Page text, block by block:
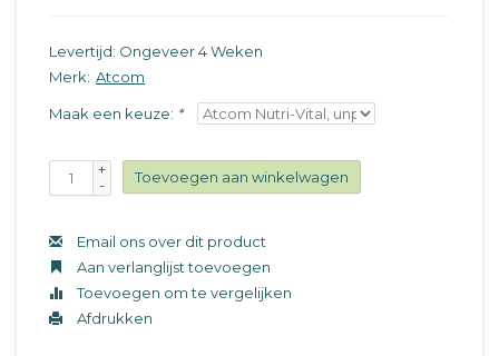
Levertijd: Ongeveer 4 Weken
Merk: Atcom
Maak een keuze: *
+
-
Toevoegen aan winkelwagen
Email ons over dit product
Aan verlanglijst toevoegen
Toevoegen om te vergelijken
Afdrukken